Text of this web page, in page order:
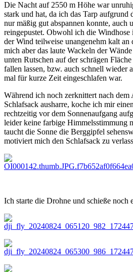
Die Nacht auf 2550 m Höhe war
stark und hat, da ich das Tarp aufgrund
nur mäßig gut abspannen konnte, auch
reingepustet. Obwohl ich die Windhose
der Wind teilweise unangenehm kalt
mich aber das laute Wackeln der
unten Rutschen auf der schrägen
fallen lassen, bzw. auch schnell wieder
mal für kurze Zeit eingeschlafen war.
Während ich noch zerknittert nach
Schlafsack ausharre, koche ich mir
rechtzeitig vor dem Sonnenaufgang
leider keine farbige Himmelsstimmung
taucht die Sonne die Berggipfel
motiviert mich den Schlafsack zu
Ich starte die Drohne und schieße noch